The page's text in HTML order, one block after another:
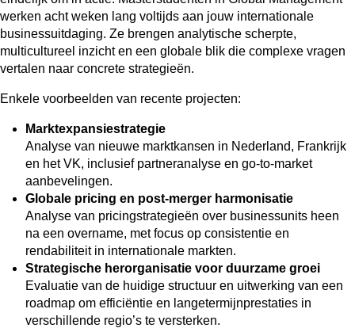
werken acht weken lang voltijds aan jouw internationale
businessuitdaging. Ze brengen analytische scherpte,
multicultureel inzicht en een globale blik die complexe vragen
vertalen naar concrete strategieën.
Enkele voorbeelden van recente projecten:
Marktexpansiestrategie
Analyse van nieuwe marktkansen in Nederland, Frankrijk
en het VK, inclusief partneranalyse en go-to-market
aanbevelingen.
Globale pricing en post-merger harmonisatie
Analyse van pricingstrategieën over businessunits heen
na een overname, met focus op consistentie en
rendabiliteit in internationale markten.​
Strategische herorganisatie voor duurzame groei
Evaluatie van de huidige structuur en uitwerking van een
roadmap om efficiëntie en langetermijnprestaties in
verschillende regio’s te versterken.